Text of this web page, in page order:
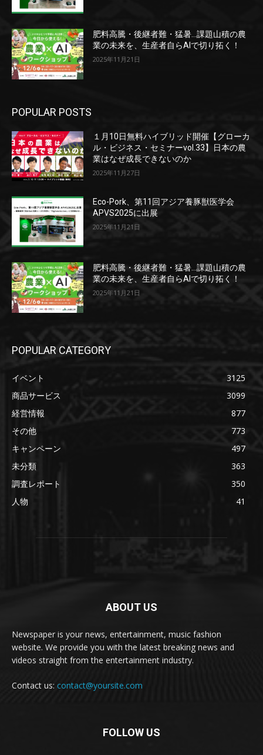
肥料高騰・後継者難・猛暑…課題山積の農
業の未来を、生産者自らAIで切り拓く！
2025年11月21日
POPULAR POSTS
１月10日無料ハイブリッド開催【グローカ
ル・ビジネス・セミナーvol.33】日本の農
業はなぜ成長できないのか
2025年11月27日
Eco-Pork、第11回アジア養豚獣医学会
APVS2025に出展
2025年11月21日
肥料高騰・後継者難・猛暑…課題山積の農
業の未来を、生産者自らAIで切り拓く！
2025年11月21日
POPULAR CATEGORY
イベント
3125
商品サービス
3099
経営情報
877
その他
773
キャンペーン
497
未分類
363
調査レポート
350
人物
41
ABOUT US
Newspaper is your news, entertainment, music fashion
website. We provide you with the latest breaking news and
videos straight from the entertainment industry.
Contact us: contact@yoursite.com
FOLLOW US